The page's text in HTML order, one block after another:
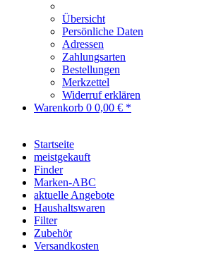
Übersicht
Persönliche Daten
Adressen
Zahlungsarten
Bestellungen
Merkzettel
Widerruf erklären
Warenkorb 0 0,00 € *
Startseite
meistgekauft
Finder
Marken-ABC
aktuelle Angebote
Haushaltswaren
Filter
Zubehör
Versandkosten